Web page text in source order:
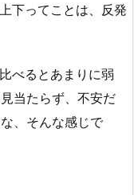
下ってことは、反発
べるとあまりに弱
当たらず、不安だ
、そんな感じで